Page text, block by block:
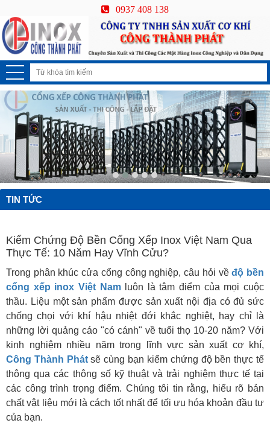
0937 408 138
TIN TỨC
Kiểm Chứng Độ Bền Cổng Xếp Inox Việt Nam Qua
Thực Tế: 10 Năm Hay Vĩnh Cửu?
Trong phân khúc cửa cổng công nghiệp, câu hỏi vềđộ bền
cổng xếp inox Việt Nam
luôn là tâm điểm của mọi cuộc
thầu. Liệu một sản phẩm được sản xuất nội địa có đủ sức
chống chọi với khí hậu nhiệt đới khắc nghiệt, hay chỉ là
những lời quảng cáo "có cánh" về tuổi thọ 10-20 năm? Với
kinh nghiệm nhiều năm trong lĩnh vực sản xuất cơ khí,
Công Thành Phátsẽ cùng bạn kiểm chứng độ bền thực tế
thông qua các thông số kỹ thuật và trải nghiệm thực tế tại
các công trình trọng điểm. Chúng tôi tin rằng, hiểu rõ bản
chất vật liệu mới là cách tốt nhất để tối ưu hóa khoản đầu tư
của bạn.